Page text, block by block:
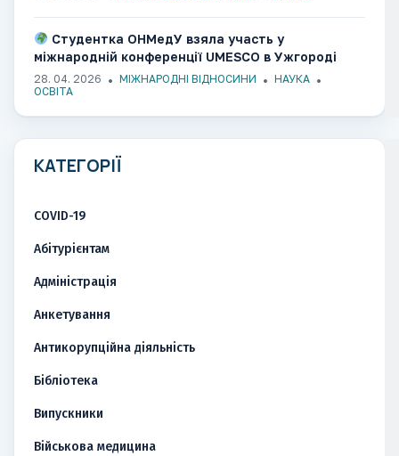
Студентка ОНМедУ взяла участь у
міжнародній конференції UMESCO в Ужгороді​​​​​​​​​​​​​​​​
28. 04. 2026 МІЖНАРОДНІ ВІДНОСИНИ
НАУКА
ОСВІТА
КАТЕГОРІЇ
COVID-19
Абітурієнтам
Адміністрація
Анкетування
Антикорупційна діяльність
Бібліотека
Випускники
Військова медицина